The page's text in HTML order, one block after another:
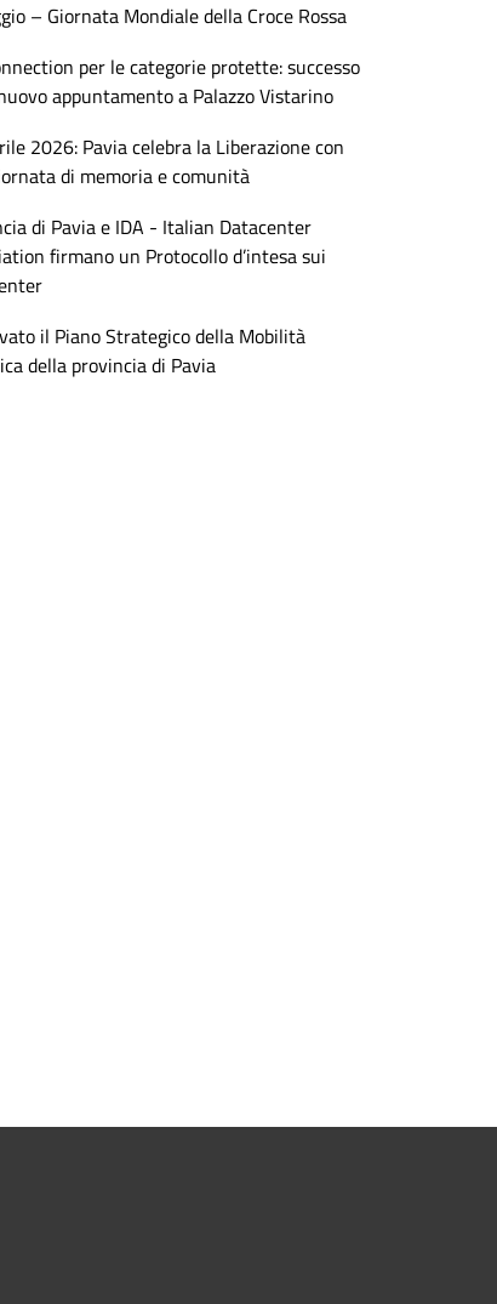
– Giornata Mondiale della Croce Rossa
per le categorie protette: successo
appuntamento a Palazzo Vistarino
2026: Pavia celebra la Liberazione con
di memoria e comunità
di Pavia e IDA - Italian Datacenter
firmano un Protocollo d’intesa sui
il Piano Strategico della Mobilità
della provincia di Pavia